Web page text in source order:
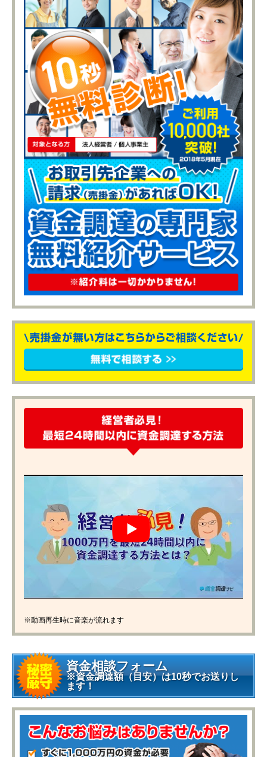
※動画再生時に音楽が流れます
資金相談フォーム
※資金調達額（目安）は10秒でお送りし
ます！